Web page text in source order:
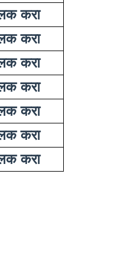
करा
करा
करा
करा
करा
करा
करा